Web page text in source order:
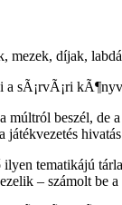
mezek, díjak,
múltról beszél,
játékvezetés
ilyen tematikájú
– számolt be